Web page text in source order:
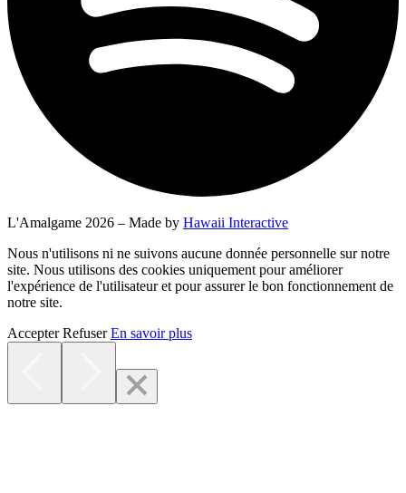
L'Amalgame 2026 – Made by Hawaii Interactive
Nous n'utilisons ni ne suivons aucune donnée personnelle sur notre
site. Nous utilisons des cookies uniquement pour améliorer
l'expérience de l'utilisateur et pour assurer le bon fonctionnement de
notre site.
AccepterRefuserEn savoir plus